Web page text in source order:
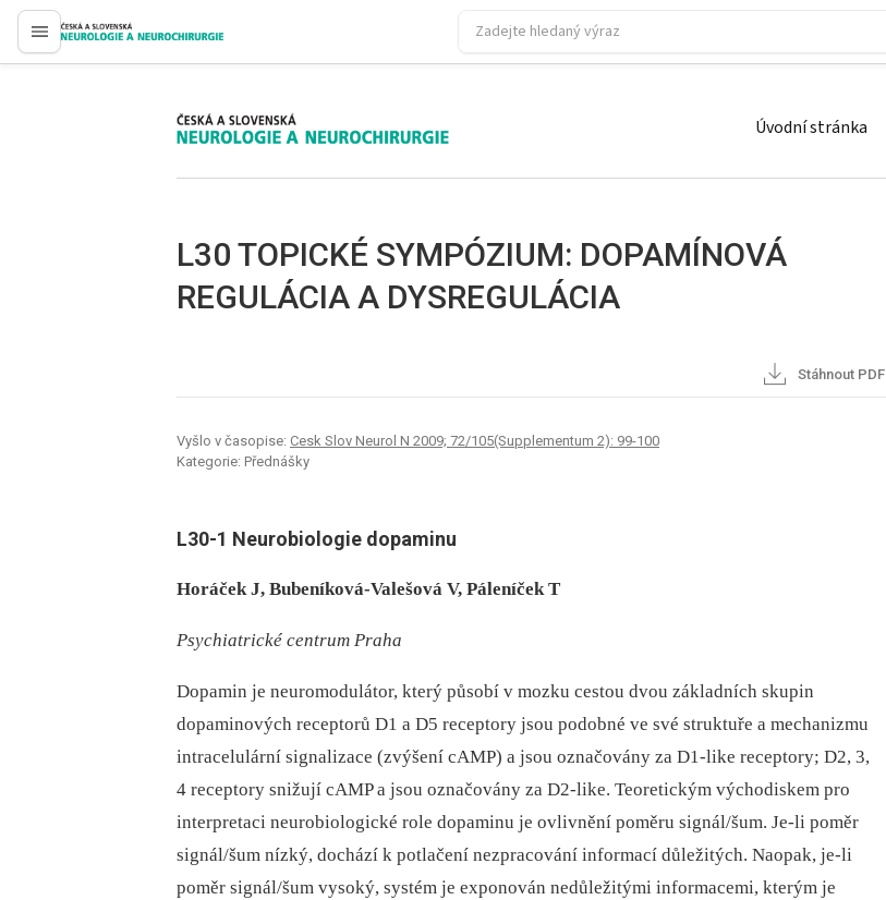
proLékaře.cz
proLékaře.cz Úvodní stránka
L30 TOPICKÉ SYMPÓZIUM: DOPAMÍNOVÁ
REGULÁCIA A DYSREGULÁCIA
Stáhnout PDF
Vyšlo v časopise: Cesk Slov Neurol N 2009; 72/105(Supplementum 2): 99-100
Kategorie: Přednášky
L30-1 Neurobio­logie dopaminu
Horáček J, Bubeníková-Valešová V, Páleníček T
Psychiatrické centrum Praha
Dopamin je neuromodulátor, který působí v mozku cestou dvou základních skupin
dopaminových receptorů D1 a D5 receptory jsou podobné ve své struktuře a mechanizmu
intracelulární signalizace (zvýšení cAMP) a jsou označovány za D1‑like receptory; D2, 3,
4 receptory snižují cAMP a jsou označovány za D2‑like. Teoretickým východiskem pro
interpretaci neurobiologické role dopaminu je ovlivnění poměru signál/šum. Je‑li poměr
signál/šum nízký, dochází k potlačení nezpracování informací důležitých. Naopak, je‑li
poměr signál/šum vysoký, systém je exponován nedůležitými informacemi, kterým je